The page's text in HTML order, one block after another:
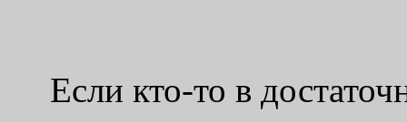
Если кто-то в